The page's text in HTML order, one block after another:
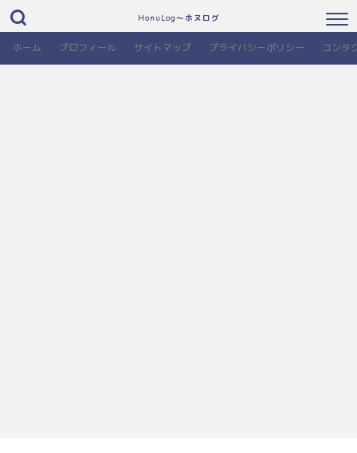
HonuLog～ホヌログ
ホーム プロフィール サイトマップ プライバシーポリシー コンタ